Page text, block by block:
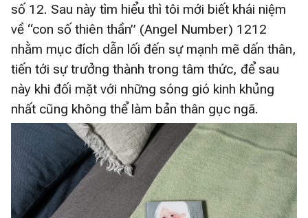
số 12. Sau này tìm hiểu thì tôi mới biết khái niệm
về “con số thiên thần” (Angel Number) 1212
nhằm mục đích dẫn lối đến sự mạnh mẽ dấn thân,
tiến tới sự trưởng thành trong tâm thức, để sau
này khi đối mặt với những sóng gió kinh khủng
nhất cũng không thể làm bản thân gục ngã.